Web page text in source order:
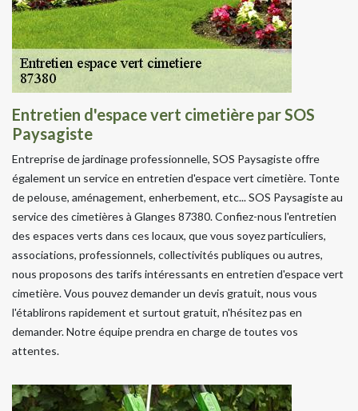
Entretien d'espace vert cimetière par SOS
Paysagiste
Entreprise de jardinage professionnelle, SOS Paysagiste offre
également un service en entretien d'espace vert cimetière. Tonte
de pelouse, aménagement, enherbement, etc... SOS Paysagiste au
service des cimetières à Glanges 87380. Confiez-nous l'entretien
des espaces verts dans ces locaux, que vous soyez particuliers,
associations, professionnels, collectivités publiques ou autres,
nous proposons des tarifs intéressants en entretien d'espace vert
cimetière. Vous pouvez demander un devis gratuit, nous vous
l'établirons rapidement et surtout gratuit, n'hésitez pas en
demander. Notre équipe prendra en charge de toutes vos
attentes.